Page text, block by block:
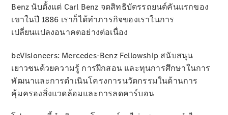
Cabriolets /
Roadsters
Mercedes-
AMG SL
Benz นับตั้งแต่ Carl Benz จดสิทธิบัตรรถยนต์คันแรกของ
เขาในปี 1886 เราก็ได้ทำภารกิจของเราในการ
เปลี่ยนแปลงอนาคตอย่างต่อเนื่อง
beVisioneers: Mercedes-Benz Fellowship สนับสนุน
เยาวชนด้วยความรู้ การฝึกสอน และทุนการศึกษาในการ
พัฒนาและการดำเนินโครงการนวัตกรรมในด้านการ
คุ้มครองสิ่งแวดล้อมและการลดคาร์บอน